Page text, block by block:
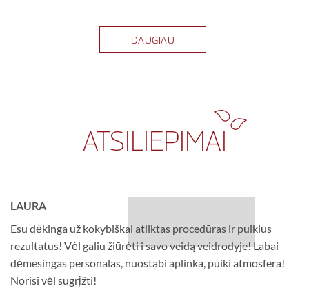
DAUGIAU
ATSILIEPIMAI
LAURA
Esu dėkinga už kokybiškai atliktas procedūras ir puikius
rezultatus! Vėl galiu žiūrėti i savo veidą veidrodyje! Labai
dėmesingas personalas, nuostabi aplinka, puiki atmosfera!
Norisi vėl sugrįžti!